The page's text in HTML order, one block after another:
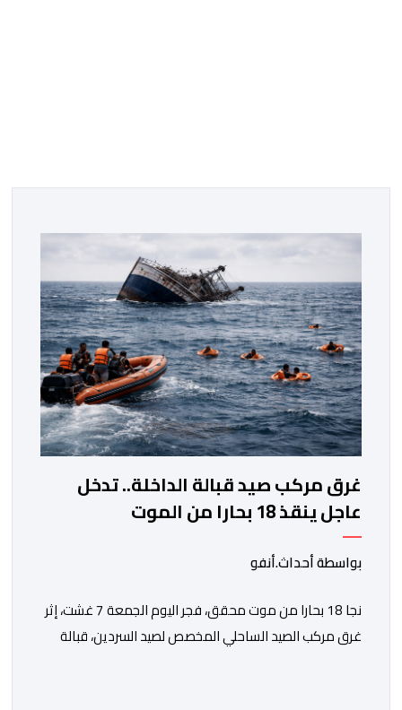
غرق مركب صيد قبالة الداخلة.. تدخل
عاجل ينقذ 18 بحارا من الموت
بواسطة أحداث.أنفو
نجا 18 بحارا من موت محقق، فجر اليوم الجمعة 7 غشت، إثر
غرق مركب الصيد الساحلي المخصص لصيد السردين، قبالة